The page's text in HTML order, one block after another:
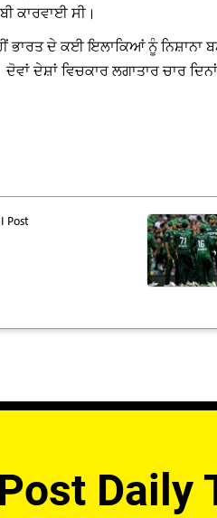
ਕਾਰਵਾਈ ਸੀ।
ਭਾਰਤ ਦੇ ਕਈ ਇਲਾਕਿਆਂ ਨੂੰ ਨਿਸ਼ਾਨਾ
ਦੇਸ਼ਾਂ ਵਿਚਕਾਰ ਲਗਾਤਾਰ ਚਾਰ
Post
Daily